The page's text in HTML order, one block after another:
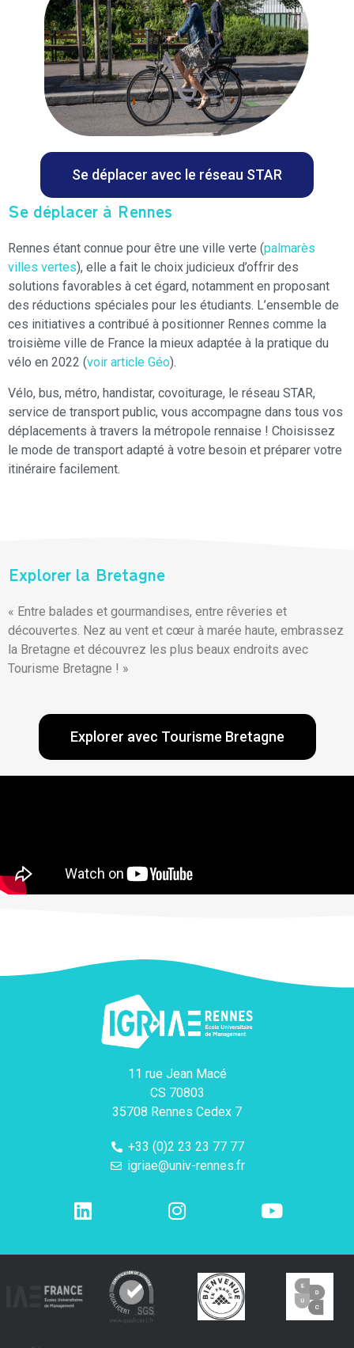
Se déplacer avec le réseau STAR
Se déplacer à Rennes
Rennes étant connue pour être une ville verte (palmarès
villes vertes), elle a fait le choix judicieux d’offrir des
solutions favorables à cet égard, notamment en proposant
des réductions spéciales pour les étudiants. L’ensemble de
ces initiatives a contribué à positionner Rennes comme la
troisième ville de France la mieux adaptée à la pratique du
vélo en 2022 (voir article Géo).
Vélo, bus, métro, handistar, covoiturage, le réseau STAR,
service de transport public, vous accompagne dans tous vos
déplacements à travers la métropole rennaise ! Choisissez
le mode de transport adapté à votre besoin et préparer votre
itinéraire facilement.
Explorer la Bretagne
« Entre balades et gourmandises, entre rêveries et
découvertes. Nez au vent et cœur à marée haute, embrassez
la Bretagne et découvrez les plus beaux endroits avec
Tourisme Bretagne ! »
Explorer avec Tourisme Bretagne
11 rue Jean Macé
CS 70803
35708 Rennes Cedex 7
+33 (0)2 23 23 77 77
igriae@univ-rennes.fr